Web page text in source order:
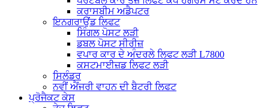
ਕਰਾਸਬੀਮ ਅਡੈਪਟਰ
ਇਨਗਰਾਉਂਡ ਲਿਫਟ
ਸਿੰਗਲ ਪੋਸਟ ਲੜੀ
ਡਬਲ ਪੋਸਟ ਸੀਰੀਜ਼
ਵਪਾਰ ਕਾਰ ਦੇ ਅੰਦਰਲੇ ਲਿਫਟ ਲੜੀ L7800
ਕਸਟਮਾਈਜ਼ਡ ਲਿਫਟ ਲੜੀ
ਸਿਲੰਡਰ
ਨਵੀਂ ਐਂਜਰੀ ਵਾਹਨ ਦੀ ਬੈਟਰੀ ਲਿਫਟ
ਪ੍ਰੋਜੈਕਟ ਕੇਸ